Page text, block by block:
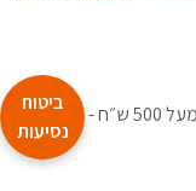
ביטוח
נסיעות